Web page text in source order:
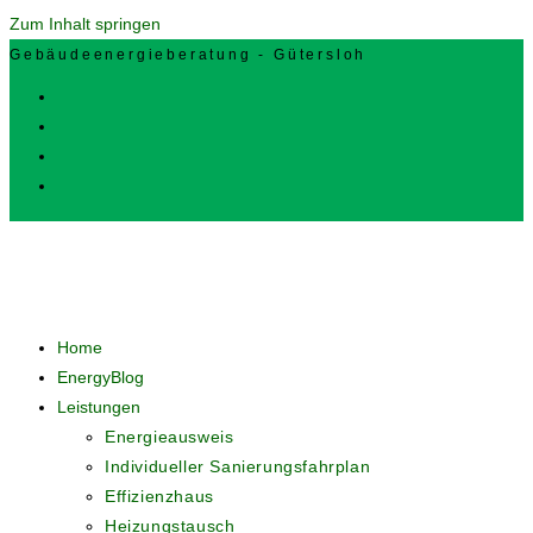
Zum Inhalt springen
Gebäudeenergieberatung - Gütersloh
Home
EnergyBlog
Leistungen
Energieausweis
Individueller Sanierungsfahrplan
Effizienzhaus
Heizungstausch